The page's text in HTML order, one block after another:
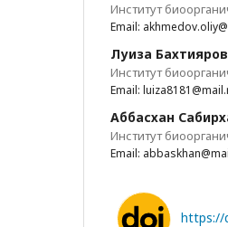
Институт
Email:
Луиза
Институт
Email:
Аббасхан
Институт
Email:
https://